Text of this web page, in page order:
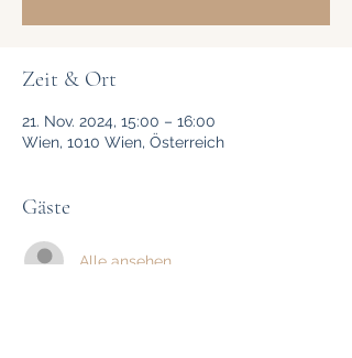
Zeit & Ort
21. Nov. 2024, 15:00 – 16:00
Wien, 1010 Wien, Österreich
Gäste
Alle ansehen